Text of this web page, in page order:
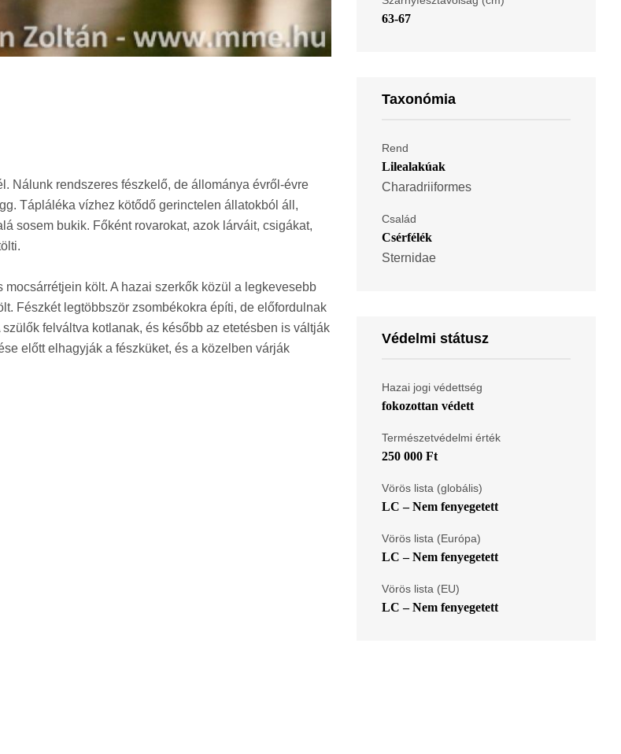
Nálunk rendszeres fészkelő, de állománya évről-évre
Tápláléka vízhez kötődő gerinctelen állatokból áll,
sosem bukik. Főként rovarokat, azok lárváit, csigákat,
költ. A hazai szerkők közül a legkevesebb
Fészkét legtöbbször zsombékokra építi, de előfordulnak
felváltva kotlanak, és később az etetésben is váltják
előtt elhagyják a fészküket, és a közelben várják
63-67
Taxonómia
Rend
Lilealakúak
Charadriiformes
Család
Csérfélék
Sternidae
Védelmi státusz
Hazai jogi védettség
fokozottan védett
Természetvédelmi érték
250 000 Ft
Vörös lista (globális)
LC – Nem fenyegetett
Vörös lista (Európa)
LC – Nem fenyegetett
Vörös lista (EU)
LC – Nem fenyegetett